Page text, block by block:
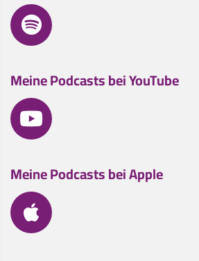
Meine Podcasts bei YouTube
Meine Podcasts bei Apple